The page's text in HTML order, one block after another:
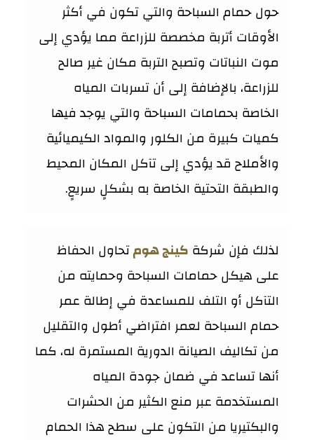
حول حمام السباحة والتي تكون في أكثر
الأوقات أتربة مخصصة للزراعة مما يؤدي إلى
موت النباتات وتصبح التربة مكان غير صالح
للزراعة، بالإضافة إلى أن تسربات المياه
الخاصة بحمامات السباحة والتي يوجد فيها
كميات كبيرة من الكلور والمواد الكيميائية
والأملاح قد يؤدي إلى تآكل المكان المحيط
والطبقة التحتية الخاصة به بشكلٍ سريعٍ.
لذلك فإن شركة كينج هومتحاول الحفاظ
على هيكل حمامات السباحة وحمايته من
التآكل أو التلف للمساعدة في إطالة عمر
حمام السباحة لعمر افتراضي أطول والتقليل
من تكاليف الصيانة الدورية المستمرة له، كما
أنها تساعد في ضمان جودة المياه
المستخدمة عبر منع الكثير من الحشرات
والبكتيريا من التكون على سطح هذا الحمام